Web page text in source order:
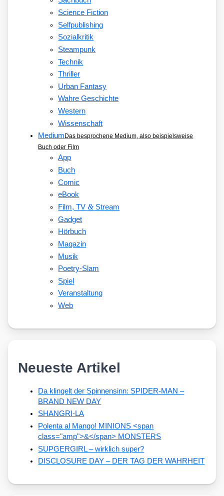
Science Fiction
Selfpublishing
Sozialkritik
Steampunk
Technik
Thriller
Urban Fantasy
Wahre Geschichte
Western
Wissenschaft
Medium Das besprochene Medium, also beispielsweise
Buch oder Film
App
Buch
Comic
eBook
Film, TV&Stream
Gadget
Hörbuch
Magazin
Musik
Poetry-Slam
Spiel
Veranstaltung
Web
Neueste Artikel
Da klingelt der Spinnensinn: SPIDER-MAN –
BRAND NEW DAY
SHANGRI-LA
Polenta al Mango! MINIONS <span
class="amp">&</span> MONSTERS
SUPGERGIRL – wirklich super?
DISCLOSURE DAY – DER TAG DER WAHRHEIT